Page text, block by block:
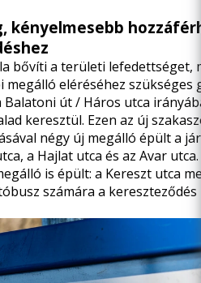
kényelmesebb
bővíti a területi lefedettséget,
eléréséhez szükséges
Balatoni út / Háros utca
keresztül. Ezen az új
négy új megálló épült a
a Hajlat utca és az Avar
is épült: a Kereszt utca
számára a